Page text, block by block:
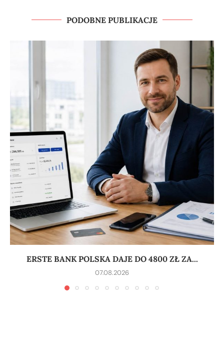
PODOBNE PUBLIKACJE
ERSTE BANK POLSKA DAJE DO 4800 ZŁ ZA...
07.08.2026